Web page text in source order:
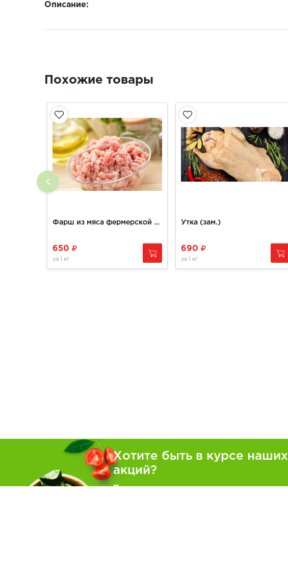
Описание:
Похожие товары
Фарш из мяса фермерской курицы
650
за 1 кг
Утка (зам.)
690
за 1 кг
Хотите быть в курсе наших
акций?
Подпишитесь на рассылку